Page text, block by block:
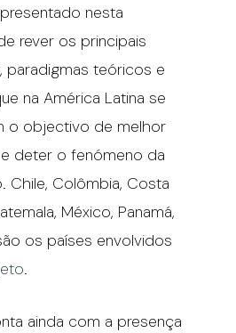
nesta
rever os principais
paradigmas teóricos e
na América Latina se
o objectivo de melhor
deter o fenómeno da
Chile, Colômbia, Costa
México, Panamá,
os países envolvidos
.
ainda com a presença